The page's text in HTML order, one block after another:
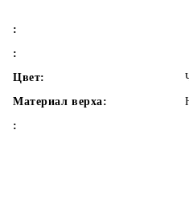
:
:
Цвет:
Материал верха:
: